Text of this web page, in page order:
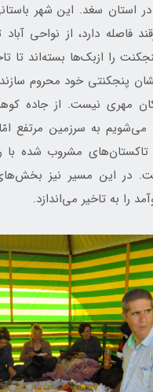
در استان سغد. این شهر
فاصله دارد، از نواحی
را ازبک‌ها بسته‌اند تا
پنجکنتی خود محروم
مهری نیست. از جاده
می‌شویم به سرزمین مرتفع
مشروب شده با
در این مسیر نیز
را به تاخیر می‌اندازد.